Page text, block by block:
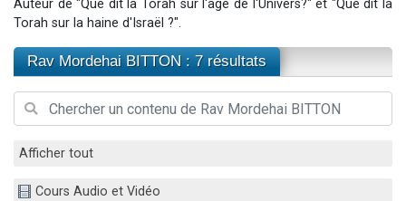
Il reste 49 places pour étudier en groupe sur Zoom
2 nouvelles musiques dans Torah-Box Music
6 personnes viennent de nous rejoindre sur WhatsApp
Auteur de "Que dit la Torah sur l'âge de l'Univers?" et "Que dit la
Torah sur la haine d'Israël ?".
Rav Mordehai BITTON : 7 résultats
Afficher tout
Cours Audio et Vidéo